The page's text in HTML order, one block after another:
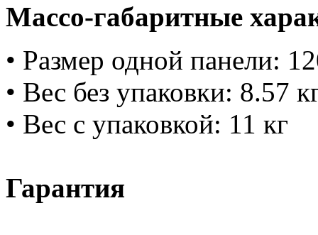
Массо-габаритные
• Размер одной панели:
• Вес без упаковки: 8.57
• Вес с упаковкой: 11 кг
Гарантия